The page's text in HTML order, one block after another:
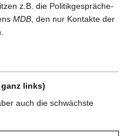
z.B. die Politikgespräche-
MDB , den nur Kontakte der
links)
auch die schwächste